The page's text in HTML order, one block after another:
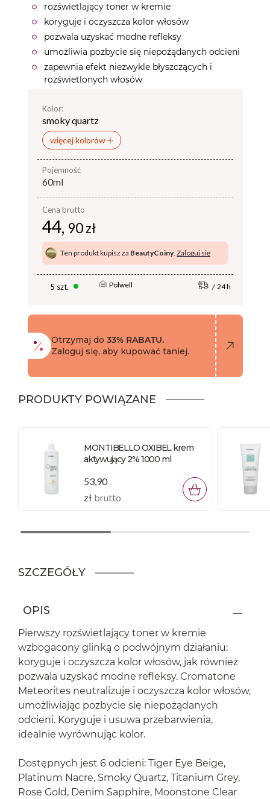
rozświetlający toner w kremie
koryguje i oczyszcza kolor włosów
pozwala uzyskać modne refleksy
umożliwia pozbycie się niepożądanych odcieni
zapewnia efekt niezwykle błyszczących i
rozświetlonych włosów
Kolor:
smoky quartz
więcej kolorów
pojemność
60ml
Cena brutto
44, 90 zł
Ten produkt kupisz za BeautyCoiny. Zaloguj się
5 szt. Polwell 24 h
Otrzymaj do 33% RABATU.
Zaloguj się, aby kupować taniej.
PRODUKTY POWIĄZANE
MONTIBELLO OXIBEL krem
aktywujący 2% 1000 ml
53,90
zł brutto
SZCZEGÓŁY
OPIS
Pierwszy rozświetlający toner w kremie
wzbogacony glinką o podwójnym działaniu:
koryguje i oczyszcza kolor włosów, jak również
pozwala uzyskać modne refleksy. Cromatone
Meteorites neutralizuje i oczyszcza kolor włosów,
umożliwiając pozbycie się niepożądanych
odcieni. Koryguje i usuwa przebarwienia,
idealnie wyrównując kolor.
Dostępnych jest 6 odcieni: Tiger Eye Beige,
Platinum Nacre, Smoky Quartz, Titanium Grey,
Rose Gold, Denim Sapphire, Moonstone Clear